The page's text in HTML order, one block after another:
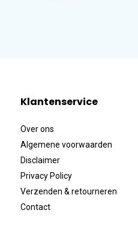
Klantenservice
Over ons
Algemene voorwaarden
Disclaimer
Privacy Policy
Verzenden & retourneren
Contact